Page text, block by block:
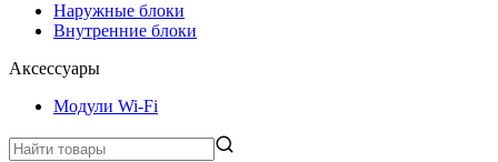
Наружные блоки
Внутренние блоки
Аксессуары
Модули Wi-Fi